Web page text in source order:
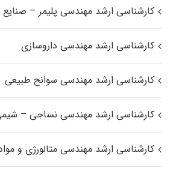
کارشناسی ارشد مهندسی پلیمر –
کارشناسی ارشد مهندسی داروسازی
کارشناسی ارشد مهندسی سوانح طبیعی
کارشناسی ارشد مهندسی نساجی –
کارشناسی ارشد مهندسی متالورژی و